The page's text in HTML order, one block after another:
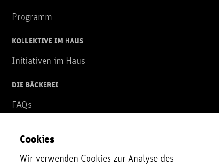
Programm
KOLLEKTIVE IM HAUS
Initiativen im Haus
DIE BÄCKEREI
FAQs
NEWSLETTER
Zur Newsletter Anmeldung
Cookies
Wir verwenden Cookies zur Analyse des